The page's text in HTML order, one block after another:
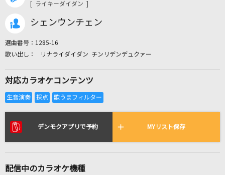
全国りれき
リアルタイムで歌われている曲の一覧
[ ライキーダイダン ]
シェンウンチェン
選曲番号： 1285-16
リナライダイダン チンリデンデュクァー
対応カラオケコンテンツ
デンモクアプリで予約 MYリスト保存
配信中のカラオケ機種